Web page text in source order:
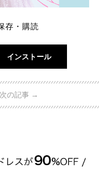
存・購読
インストール
次の記事 →